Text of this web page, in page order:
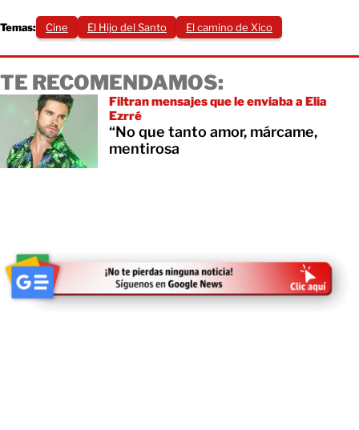
Temas: Cine El Hijo del Santo El camino de Xico
TE RECOMENDAMOS:
Filtran mensajes que le enviaba a Elia
Ezrré
“No que tanto amor, márcame,
mentirosa